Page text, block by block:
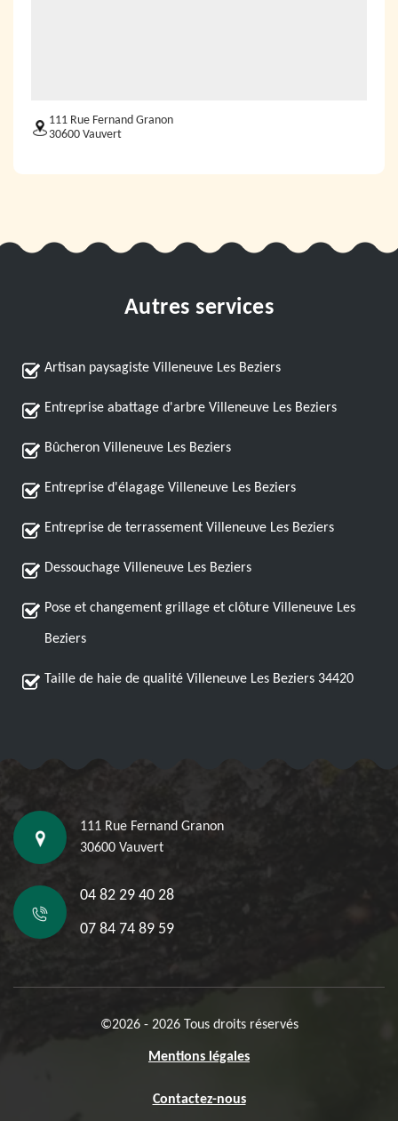
111 Rue Fernand Granon
30600 Vauvert
Autres services
Artisan paysagiste Villeneuve Les Beziers
Entreprise abattage d'arbre Villeneuve Les Beziers
Bûcheron Villeneuve Les Beziers
Entreprise d'élagage Villeneuve Les Beziers
Entreprise de terrassement Villeneuve Les Beziers
Dessouchage Villeneuve Les Beziers
Pose et changement grillage et clôture Villeneuve Les
Beziers
Taille de haie de qualité Villeneuve Les Beziers 34420
111 Rue Fernand Granon
30600 Vauvert
04 82 29 40 28
07 84 74 89 59
©2026 - 2026 Tous droits réservés
Mentions légales
Contactez-nous